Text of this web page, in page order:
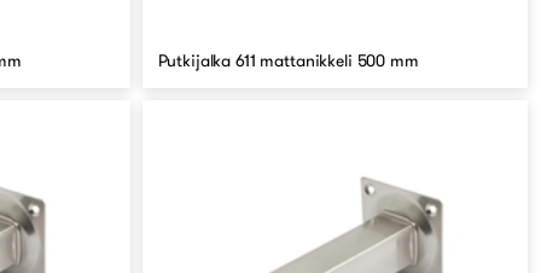
Putkijalka 611 mattanikkeli 500 mm